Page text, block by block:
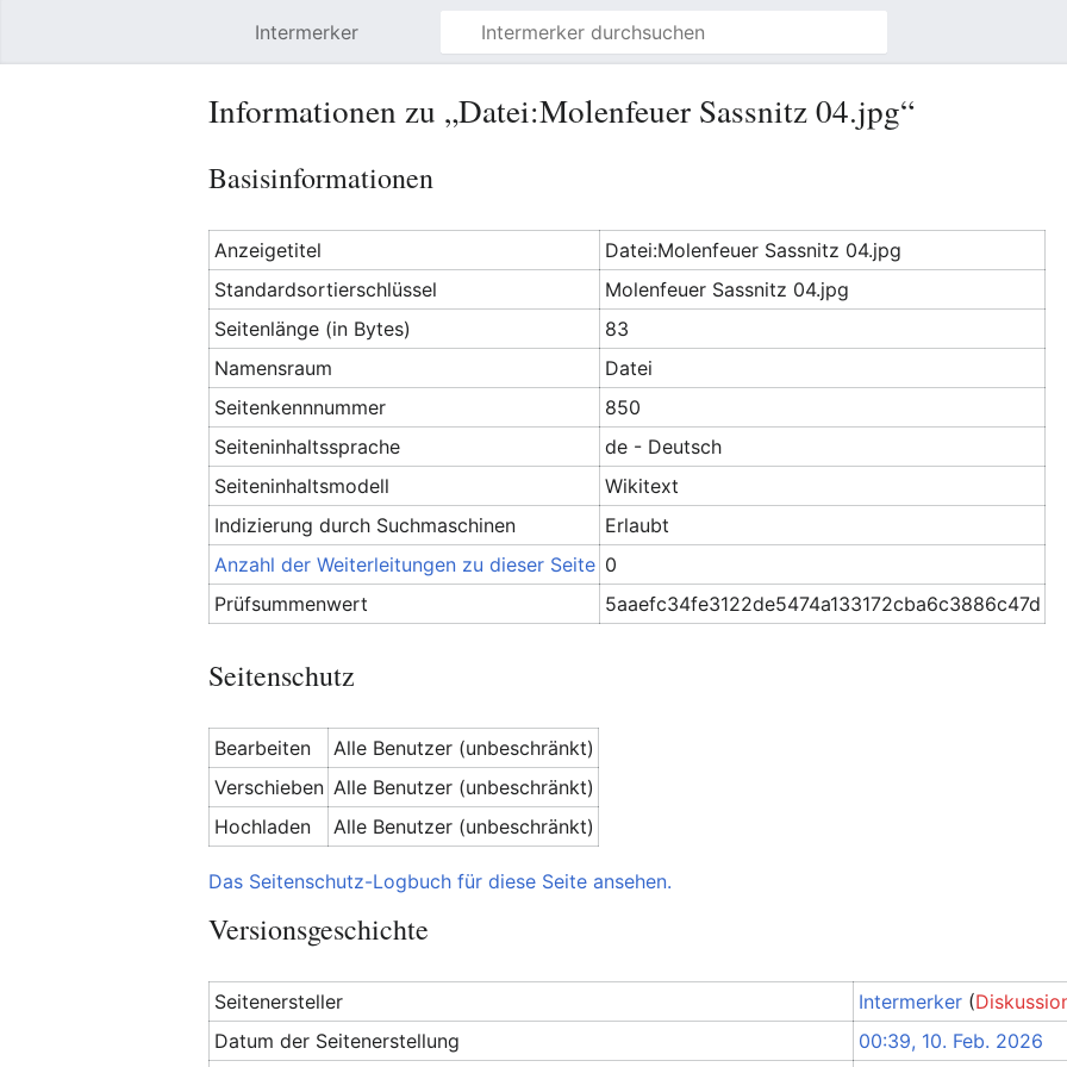
Intermerker
Informationen zu „Datei:Molenfeuer Sassnitz 04.jpg“
Basisinformationen
Anzeigetitel
Datei:Molenfeuer Sassnitz 04.jpg
Standardsortierschlüssel
Molenfeuer Sassnitz 04.jpg
Seitenlänge (in Bytes)
83
Namensraum
Datei
Seitenkennnummer
850
Seiteninhaltssprache
de - Deutsch
Seiteninhaltsmodell
Wikitext
Indizierung durch Suchmaschinen
Erlaubt
Anzahl der Weiterleitungen zu dieser Seite 0
Prüfsummenwert
5aaefc34fe3122de5474a133172cba6c3886c47d
Seitenschutz
Bearbeiten
Alle Benutzer (unbeschränkt)
Verschieben Alle Benutzer (unbeschränkt)
Hochladen
Alle Benutzer (unbeschränkt)
Das Seitenschutz-Logbuch für diese Seite ansehen.
Versionsgeschichte
Seitenersteller Intermerker (
Datum der Seitenerstellung
00:39, 10. Feb. 2026